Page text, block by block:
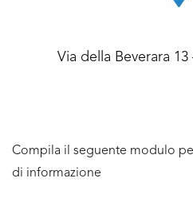
Via della Beverara
Compila il seguente modulo
di informazione